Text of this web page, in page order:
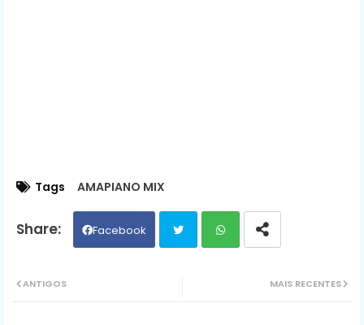
Tags AMAPIANO MIX
Facebook
MAIS RECENTES
ANTIGOS